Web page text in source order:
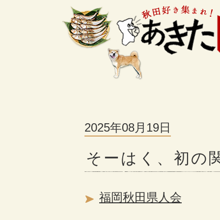
2025年08月19日
そーはく、初の
福岡秋田県人会